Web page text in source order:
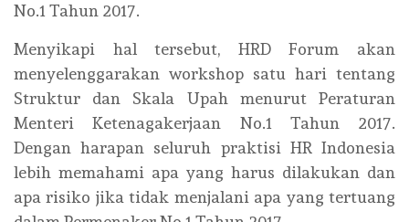
No.1 Tahun 2017.
Menyikapi hal tersebut, HRD Forum akan
menyelenggarakan workshop satu hari tentang
Struktur dan Skala Upah menurut Peraturan
Menteri Ketenagakerjaan No.1 Tahun 2017.
Dengan harapan seluruh praktisi HR Indonesia
lebih memahami apa yang harus dilakukan dan
apa risiko jika tidak menjalani apa yang tertuang